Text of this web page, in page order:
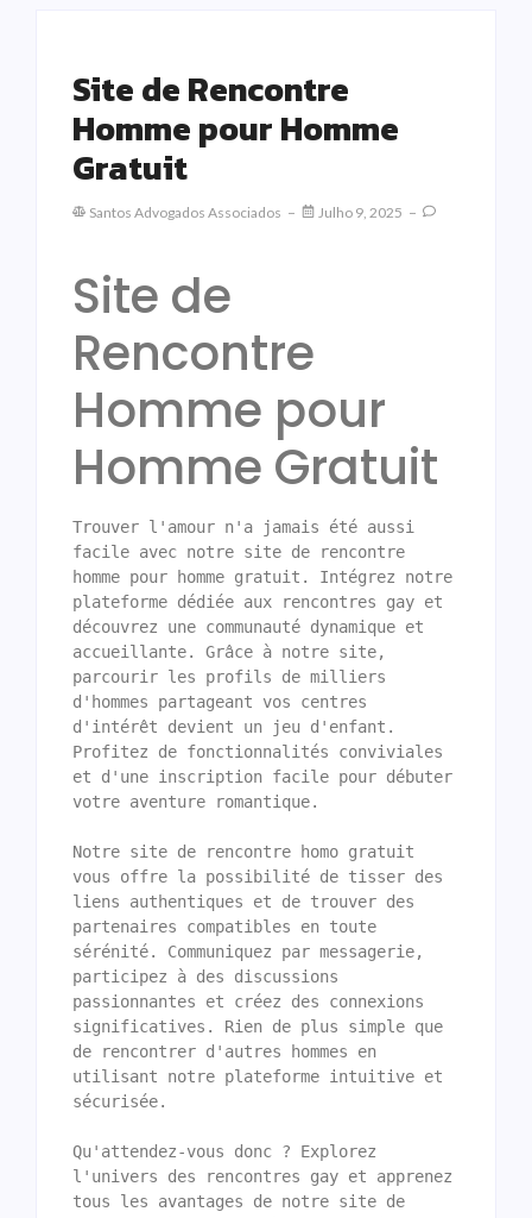
Site de Rencontre
Homme pour Homme
Gratuit
Santos Advogados Associados Julho 9, 2025
Site de
Rencontre
Homme pour
Homme Gratuit
Trouver l'amour n'a jamais été aussi
facile avec notre site de rencontre
homme pour homme gratuit. Intégrez notre
plateforme dédiée aux rencontres gay et
découvrez une communauté dynamique et
accueillante. Grâce à notre site,
parcourir les profils de milliers
d'hommes partageant vos centres
d'intérêt devient un jeu d'enfant.
Profitez de fonctionnalités conviviales
et d'une inscription facile pour débuter
votre aventure romantique.
Notre site de rencontre homo gratuit
vous offre la possibilité de tisser des
liens authentiques et de trouver des
partenaires compatibles en toute
sérénité. Communiquez par messagerie,
participez à des discussions
passionnantes et créez des connexions
significatives. Rien de plus simple que
de rencontrer d'autres hommes en
utilisant notre plateforme intuitive et
sécurisée.
Qu'attendez-vous donc ? Explorez
l'univers des rencontres gay et apprenez
tous les avantages de notre site de